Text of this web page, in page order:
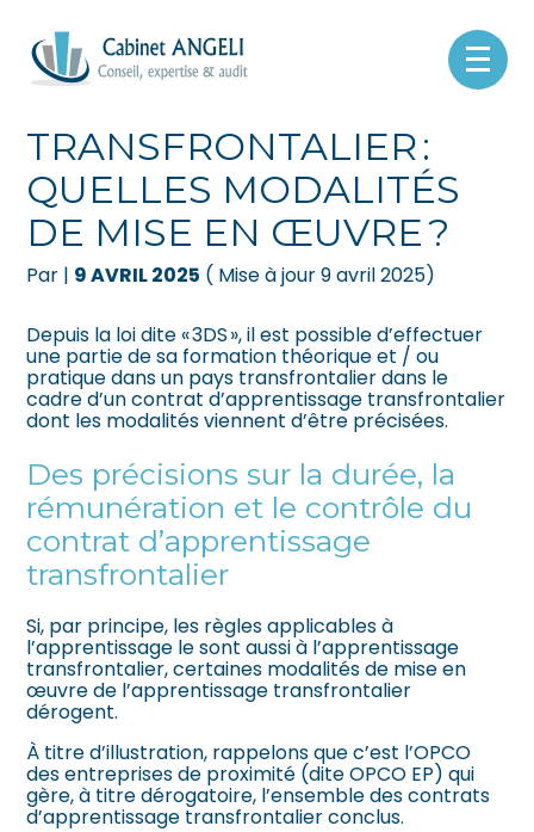
Aller
au
Créer et reprendre une activité
Gérer votre quotidien
Piloter votre entreprise
Développer votre entreprise
Être prêt pour la facturation
électronique
Pilotez votre gestion
Suivre votre comptabilité
Gérer vos ressources humaines
Dématérialiser vos documents
TRANSFRONTALIER :
QUELLES MODALITÉS
DE MISE EN ŒUVRE ?
Par | 9 AVRIL 2025 ( Mise à jour 9 avril 2025)
Depuis la loi dite « 3DS », il est possible d’effectuer
une partie de sa formation théorique et / ou
pratique dans un pays transfrontalier dans le
cadre d’un contrat d’apprentissage transfrontalier
dont les modalités viennent d’être précisées.
Des précisions sur la durée, la
rémunération et le contrôle du
contrat d’apprentissage
transfrontalier
Si, par principe, les règles applicables à
l’apprentissage le sont aussi à l’apprentissage
transfrontalier, certaines modalités de mise en
œuvre de l’apprentissage transfrontalier
dérogent.
À titre d’illustration, rappelons que c’est l’OPCO
des entreprises de proximité (dite OPCO EP) qui
gère, à titre dérogatoire, l’ensemble des contrats
d’apprentissage transfrontalier conclus.